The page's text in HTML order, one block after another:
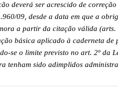
deverá ser acrescido de
09, desde a data em que a
a partir da citação válida
básica aplicado à caderneta de
se o limite previsto no art. 2º da
tenham sido adimplidos